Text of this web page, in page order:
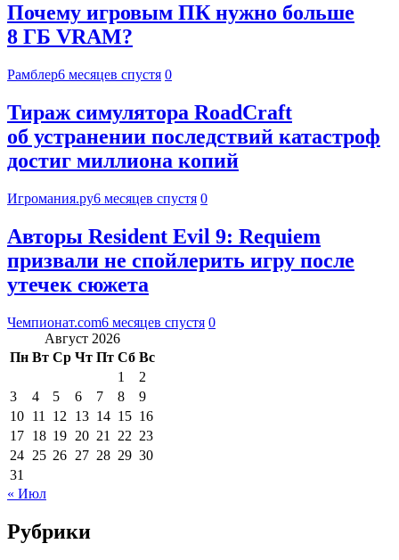
Почему игровым ПК нужно больше
8 ГБ VRAM?
Рамблер6 месяцев спустя 0
Тираж симулятора RoadCraft
об устранении последствий катастроф
достиг миллиона копий
Игромания.ру6 месяцев спустя 0
Авторы Resident Evil 9: Requiem
призвали не спойлерить игру после
утечек сюжета
Чемпионат.com6 месяцев спустя 0
Август 2026
Пн Вт Ср Чт Пт Сб Вс
1
2
3
4 5 6 7 8
9
10 11 12 13 14 15 16
17 18 19 20 21 22 23
24 25 26 27 28 29 30
31
« Июл
Рубрики